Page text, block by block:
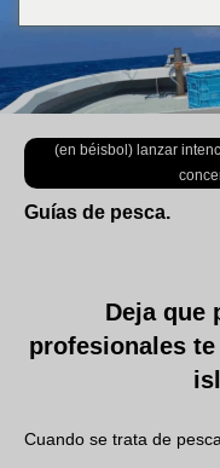
2 3
(en béisbol) lanzar
Guías de pesca.
Deja que
profesionales
Cuando se trata de